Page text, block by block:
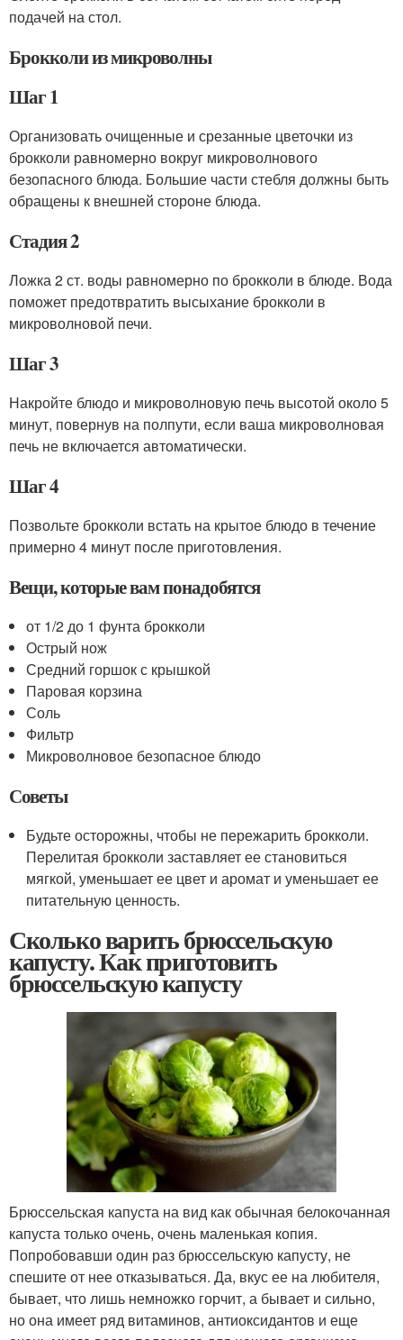
подачей на стол.
Брокколи из микроволны
Шаг 1
Организовать очищенные и срезанные цветочки из
брокколи равномерно вокруг микроволнового
безопасного блюда. Большие части стебля должны быть
обращены к внешней стороне блюда.
Стадия 2
Ложка 2 ст. воды равномерно по брокколи в блюде. Вода
поможет предотвратить высыхание брокколи в
микроволновой печи.
Шаг 3
Накройте блюдо и микроволновую печь высотой около 5
минут, повернув на полпути, если ваша микроволновая
печь не включается автоматически.
Шаг 4
Позвольте брокколи встать на крытое блюдо в течение
примерно 4 минут после приготовления.
Вещи, которые вам понадобятся
от 1/2 до 1 фунта брокколи
Острый нож
Средний горшок с крышкой
Паровая корзина
Соль
Фильтр
Микроволновое безопасное блюдо
Советы
Будьте осторожны, чтобы не пережарить брокколи.
Перелитая брокколи заставляет ее становиться
мягкой, уменьшает ее цвет и аромат и уменьшает ее
питательную ценность.
Сколько варить брюссельскую
капусту. Как приготовить
брюссельскую капусту
Брюссельская капуста на вид как обычная белокочанная
капуста только очень, очень маленькая копия.
Попробовавши один раз брюссельскую капусту, не
спешите от нее отказываться. Да, вкус ее на любителя,
бывает, что лишь немножко горчит, а бывает и сильно,
но она имеет ряд витаминов, антиоксидантов и еще